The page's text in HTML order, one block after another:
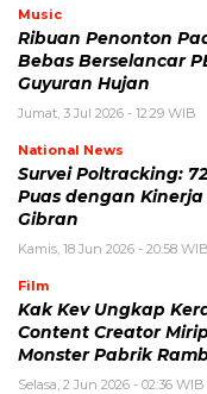
Music
Ribuan Penonton
Bebas Berselancar
Guyuran Hujan
Jumat, 3 Jul 2026 - 12:29 WIB
National News
Survei Poltracking:
Puas dengan Kinerja
Gibran
Kamis, 18 Jun 2026 - 20:58 WIB
Film
Kak Kev Ungkap
Content Creator
Monster Pabrik
Selasa, 2 Jun 2026 - 02:36 WIB